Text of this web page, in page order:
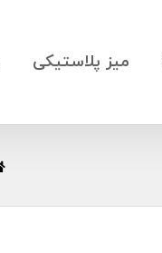
میز پلاستیکی